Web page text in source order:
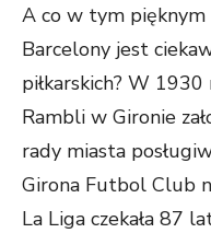
A co w tym
Barcelony jest
piłkarskich? W
Rambli w Gironie
rady miasta
Girona Futbol Club
La Liga czekała 87